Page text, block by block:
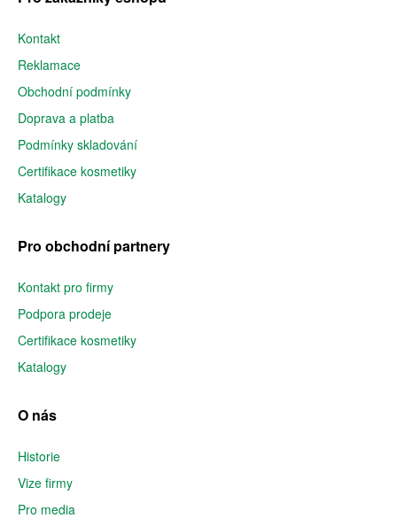
Kontakt
Reklamace
Obchodní podmínky
Doprava a platba
Podmínky skladování
Certifikace kosmetiky
Katalogy
Pro obchodní partnery
Kontakt pro firmy
Podpora prodeje
Certifikace kosmetiky
Katalogy
O nás
Historie
Vize firmy
Pro media